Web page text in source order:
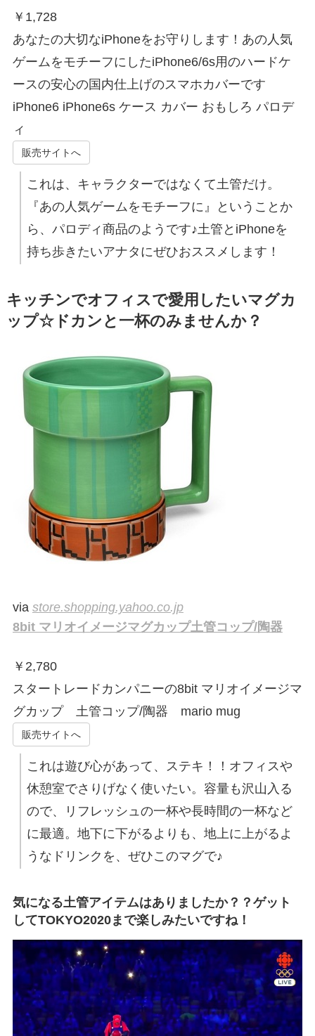
￥ 1,728
あなたの大切なiPhoneをお守りします！あの人気
ゲームをモチーフにしたiPhone6/6s用のハードケ
ースの安心の国内仕上げのスマホカバーです
iPhone6 iPhone6s ケース カバー おもしろ パロデ
ィ
販売サイトへ
これは、キャラクターではなくて土管だけ。
『あの人気ゲームをモチーフに』ということか
ら、パロディ商品のようです♪土管とiPhoneを
持ち歩きたいアナタにぜひおススメします！
キッチンでオフィスで愛用したいマグカ
ップ☆ドカンと一杯のみませんか？
via store.shopping.yahoo.co.jp
8bit マリオイメージマグカップ土管コップ/陶器
￥ 2,780
スタートレードカンパニーの8bit マリオイメージマ
グカップ 土管コップ/陶器 mario mug
販売サイトへ
これは遊び心があって、ステキ！！オフィスや
休憩室でさりげなく使いたい。容量も沢山入る
ので、リフレッシュの一杯や長時間の一杯など
に最適。地下に下がるよりも、地上に上がるよ
うなドリンクを、ぜひこのマグで♪
気になる土管アイテムはありましたか？？ゲット
してTOKYO2020まで楽しみたいですね！